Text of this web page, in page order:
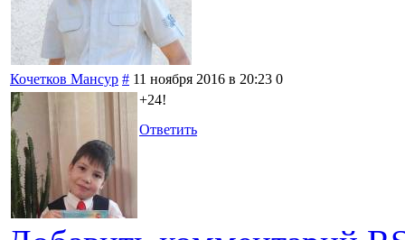
Кочетков Мансур # 11 ноября 2016 в 20:23 0
+24!
Ответить